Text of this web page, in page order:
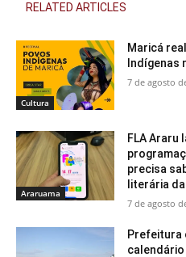
RELATED ARTICLES
Cultura
Maricá
Indígenas
7 de agosto
Araruama
FLA Araru
precisa
literária
7 de agosto
Prefeitura
calendário